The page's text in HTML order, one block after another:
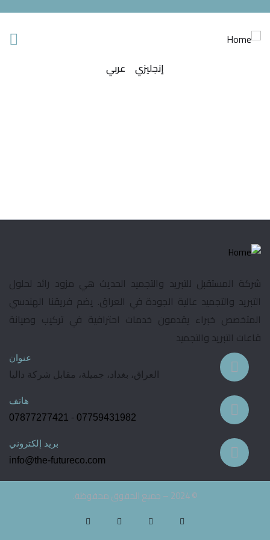
إنجليزي عربي
شركة المستقبل للتبريد والتجميد الحديث هي مزود رائد لحلول
التبريد والتجميد عالية الجودة في العراق. يضم فريقنا الهندسي
المتخصص خبراء يقدمون خدمات احترافية في تركيب وصيانة
قاعات التبريد والتجميد
عنوان
العراق، بغداد، جميلة، مقابل شركة داليا
هاتف
07759431982
-
07877277421
بريد إلكتروني
info@the-futureco.com
© 2024 – جميع الحقوق محفوظة.